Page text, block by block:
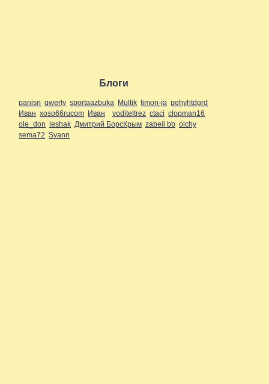
Блоги
panisn qwerty sportaazbuka Multik timon-ja pehyhtdgrd
Иван xoso66rucom Иван voditeltrez ctaci clopman16
ole_don leshak Дмитрий БорсКрым zabeii bb olchy
sema72 Svann